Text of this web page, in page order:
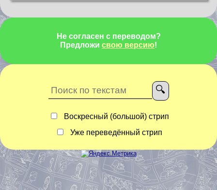
Не согласен с переводом?
Предложи свою версию!
Воскресный (большой) стрип
Уже переведённый стрип